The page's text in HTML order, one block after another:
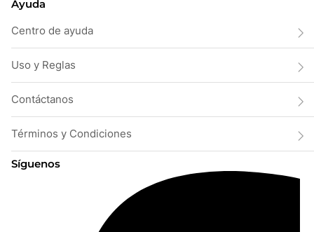
Ayuda
Centro de ayuda
Uso y Reglas
Contáctanos
Términos y Condiciones
Síguenos